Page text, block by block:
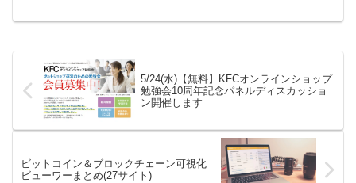
5/24(水)【無料】KFCオンラインショップ
勉強会10周年記念パネルディスカッショ
ン開催します
ビットコイン＆ブロックチェーン可視化
ビューワーまとめ(27サイト)